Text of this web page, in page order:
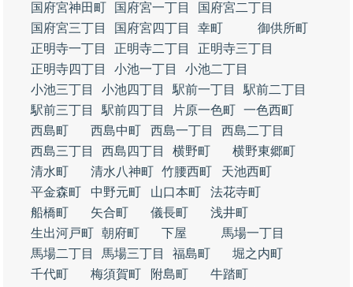
国府宮神田町
国府宮一丁目
国府宮二丁目
国府宮三丁目
国府宮四丁目 幸町
御供所町
正明寺一丁目
正明寺二丁目
正明寺三丁目
正明寺四丁目
小池一丁目
小池二丁目
小池三丁目
小池四丁目 駅前一丁目
駅前二丁目
駅前三丁目
駅前四丁目 片原一色町 一色西町
西島町
西島中町 西島一丁目
西島二丁目
西島三丁目
西島四丁目 横野町
横野東郷町
清水町
清水八神町 竹腰西町
天池西町
平金森町
中野元町 山口本町
法花寺町
船橋町
矢合町 儀長町
浅井町
生出河戸町 朝府町 下屋
馬場一丁目
馬場二丁目
馬場三丁目 福島町
堀之内町
千代町
梅須賀町 附島町
牛踏町